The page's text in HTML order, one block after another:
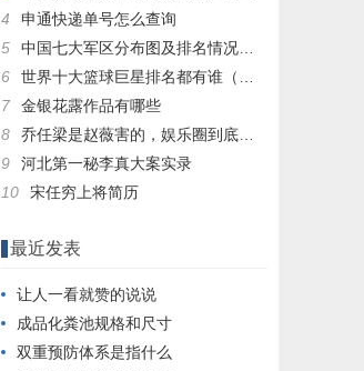
4
申通快递单号怎么查询
5
中国七大军区分布图及排名情况详细解读！
6
世界十大篮球巨星排名都有谁（篮球排行榜前十名）
7
金银花露作品有哪些
8
乔任梁是赵薇害的，娱乐圈到底有多乱，昔日往事一件一件都被扒出，你是怎么
9
河北第一秘李真大案实录
10
宋任穷上将简历
最近发表
让人一看就赞的说说
成品化粪池规格和尺寸
双重预防体系是指什么